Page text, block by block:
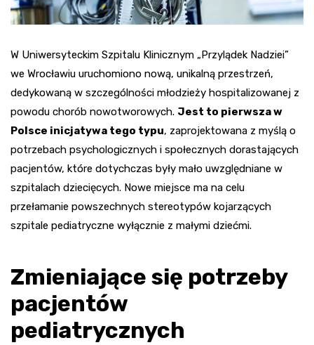
W Uniwersyteckim Szpitalu Klinicznym „Przylądek Nadziei”
we Wrocławiu uruchomiono nową, unikalną przestrzeń,
dedykowaną w szczególności młodzieży hospitalizowanej z
powodu chorób nowotworowych. Jest to pierwsza w
Polsce inicjatywa tego typu, zaprojektowana z myślą o
potrzebach psychologicznych i społecznych dorastających
pacjentów, które dotychczas były mało uwzględniane w
szpitalach dziecięcych. Nowe miejsce ma na celu
przełamanie powszechnych stereotypów kojarzących
szpitale pediatryczne wyłącznie z małymi dziećmi.
Zmieniające się potrzeby
pacjentów
pediatrycznych